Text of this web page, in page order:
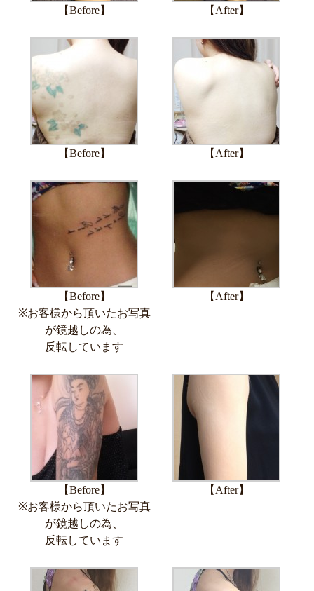
【Before】 【After】
【Before】 【After】
【Before】
※お客様から頂いたお写真
が鏡越しの為、
反転しています
【After】
【Before】
※お客様から頂いたお写真
が鏡越しの為、
反転しています
【After】